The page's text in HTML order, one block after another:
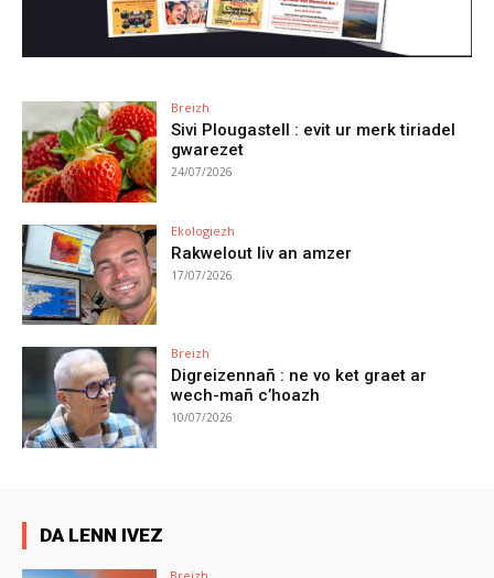
Breizh
Sivi Plougastell : evit ur merk tiriadel
gwarezet
24/07/2026
Ekologiezh
Rakwelout liv an amzer
17/07/2026
Breizh
Digreizennañ : ne vo ket graet ar
wech-mañ c’hoazh
10/07/2026
DA LENN IVEZ